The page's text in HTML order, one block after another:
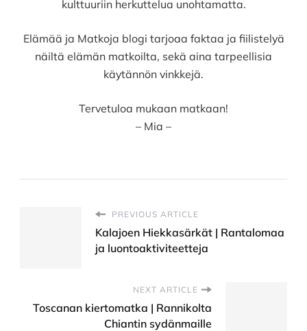
kulttuuriin herkuttelua unohtamatta.
Elämää ja Matkoja blogi tarjoaa faktaa ja fiilistelyä
näiltä elämän matkoilta, sekä aina tarpeellisia
käytännön vinkkejä.
Tervetuloa mukaan matkaan!
– Mia –
PREVIOUS ARTICLE
Kalajoen Hiekkasärkät | Rantalomaa
ja luontoaktiviteetteja
NEXT ARTICLE
Toscanan kiertomatka | Rannikolta
Chiantin sydänmaille